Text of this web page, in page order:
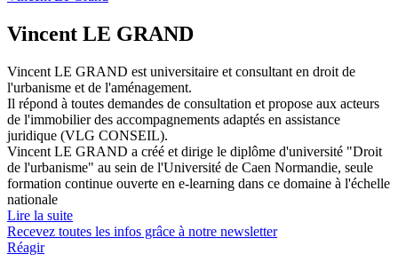
Vincent LE GRAND
Vincent LE GRAND est universitaire et consultant en droit de
l'urbanisme et de l'aménagement.
Il répond à toutes demandes de consultation et propose aux acteurs
de l'immobilier des accompagnements adaptés en assistance
juridique (VLG CONSEIL).
Vincent LE GRAND a créé et dirige le diplôme d'université "Droit
de l'urbanisme" au sein de l'Université de Caen Normandie, seule
formation continue ouverte en e-learning dans ce domaine à l'échelle
nationale
Lire la suite
Recevez toutes les infos grâce à notre newsletter
Réagir